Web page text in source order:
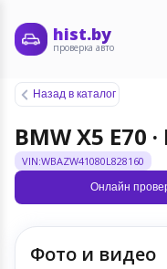
hist.by
проверка авто
Назад в каталог
BMW X5 E70
VIN:WBAZW41080L828160
Онлайн
Фото и видео